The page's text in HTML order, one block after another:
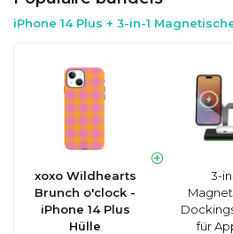
iPhone 14 Plus + 3-in-1
xoxo Wildhearts
Brunch o'clock -
iPhone 14 Plus
Hülle
3-
für